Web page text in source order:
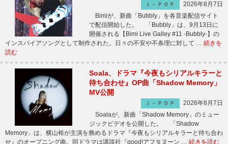
Ｊ－ＰＯＰ
2026年8月7日
Bimiが、新曲「Bubbly」を各音楽配信サイト
で配信開始した。 「Bubbly」は、9月13日に
開催される【Bimi Live Galley #11 -Bubbly-】の
インスパイアソングとして制作された。日々の不安や不条理に対して … 続きを
読む
Soala、ドラマ『今夜もシリアルキラーと
待ち合わせ』OP曲「Shadow Memory」
MV公開
Ｊ－ＰＯＰ
2026年8月7日
Soalaが、新曲「Shadow Memory」のミュー
ジックビデオを公開した。 「Shadow
Memory」は、横山裕が主演を務めるドラマ『今夜もシリアルキラーと待ち合わ
せ』のオープニング曲。同ドラマは講談社『good!アフタヌーン … 続きを読む